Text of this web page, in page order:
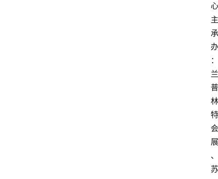
心
主
承
办
：
兰
普
林
特
会
展
、
苏